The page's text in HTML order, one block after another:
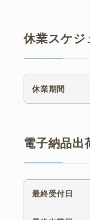
休業スケジ
休業期間
電子納品出
最終受付日